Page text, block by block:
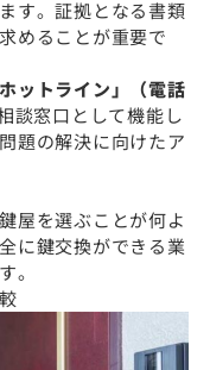
す。証拠となる書類
めることが重要で
ットライン」（電話
談窓口として機能し
題の解決に向けたア
屋を選ぶことが何よ
に鍵交換ができる業
。